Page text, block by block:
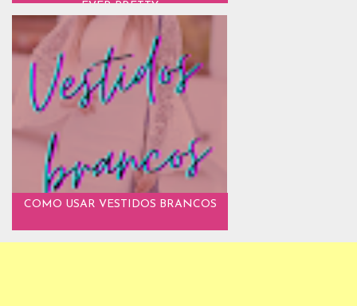
EVER PRETTY
COMO USAR VESTIDOS BRANCOS